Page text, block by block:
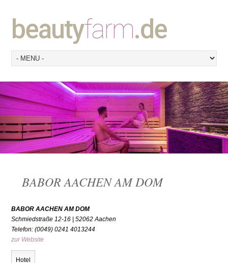
beautyfarm.de
BABOR AACHEN AM DOM
BABOR AACHEN AM DOM
Schmiedstraße 12-16 | 52062 Aachen
Telefon: (0049) 0241 4013244
zur Website
Hotel